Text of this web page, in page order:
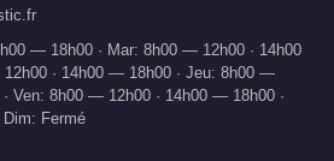
— 18h00 · Mar: 8h00 — 12h00 · 14h00
· 14h00 — 18h00 · Jeu: 8h00 —
Ven: 8h00 — 12h00 · 14h00 — 18h00 ·
Fermé